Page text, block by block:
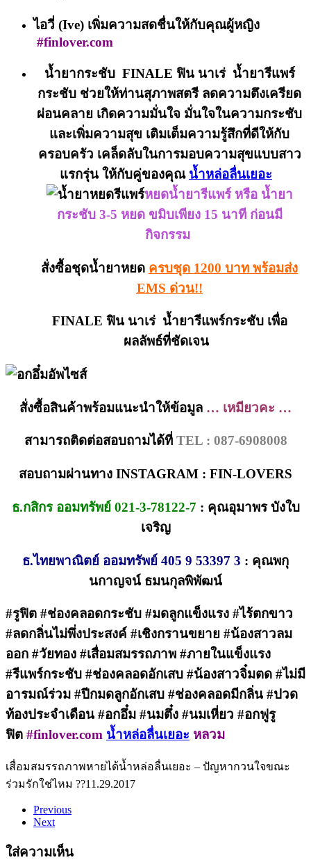
ไอวี่ (Ive) เพิ่มความสดชื่นให้กับคุณผู้หญิง
#finlover.com
น้ำยากระชับ FINALE ฟิน นาเร่ น้ำยารีแพร์
กระชับ ช่วยให้ท่านสุภาพสตรี ลดความตึงเครียด
ผ่อนคลาย เกิดความมั่นใจ มั่นใจในความกระชับ
และเพิ่มความสุข เติมเต็มความรู้สึกที่ดีให้กับ
ครอบครัว เคล็ดลับในการมอบความสุขแบบสาว
แรกรุ่น ให้กับคู่ของคุณ น้ำหล่อลื่นเยอะ
หยดน้ำยารีแพร์ หรือ น้ำยา
กระชับ 3-5 หยด ขมิบเพียง 15 นาที ก่อนมี
กิจกรรม
สั่งซื้อชุดน้ำยาหยด ครบชุด 1200 บาท พร้อมส่ง
EMS ด่วน!!
FINALE ฟิน นาเร่ น้ำยารีแพร์กระชับ เพื่อ
ผลลัพธ์ที่ชัดเจน
สั่งซื้อสินค้าพร้อมแนะนำให้ข้อมูล … เหมียวคะ …
สามารถติดต่อสอบถามได้ที่ TEL : 087-6908008
สอบถามผ่านทาง INSTAGRAM : FIN-LOVERS
ธ.กสิกร ออมทรัพย์ 021-3-78122-7 : คุณอุมาพร บังใบ
เจริญ
ธ.ไทยพาณิตย์ ออมทรัพย์ 405 9 53397 3 : คุณพกุ
นกาญจน์ ธมนกุลพิพัฒน์
#รูฟิต #ช่องคลอดกระชับ #มดลูกแข็งแรง #ไร้ตกขาว
#ลดกลิ่นไม่พึ่งประสงค์ #เชิงกรานขยาย #น้องสาวลม
ออก #วัยทอง #เสื่อมสมรรถภาพ #ภายในแข็งแรง
#รีแพร์กระชับ #ช่องคลอดอักเสบ #น้องสาวจิ๋มตด #ไม่มี
อารมณ์ร่วม #ปีกมดลูกอักเสบ #ช่องคลอดมีกลิ่น #ปวด
ท้องประจำเดือน #อกอึ๋ม #นมตึ๋ง #นมเหี่ยว #อกฟูรู
ฟิต #finlover.com น้ำหล่อลื่นเยอะ หลวม
เสื่อมสมรรถภาพหายได้น้ำหล่อลื่นเยอะ – ปัญหากวนใจขณะ
ร่วมรักใช่ไหม ??11.29.2017
Previous
Next
ใส่ความเห็น